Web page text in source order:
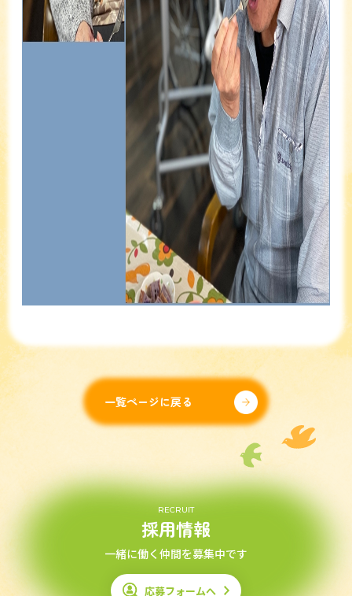
一覧ページに戻る
RECRUIT
採用情報
一緒に働く仲間を募集中です
応募フォームへ